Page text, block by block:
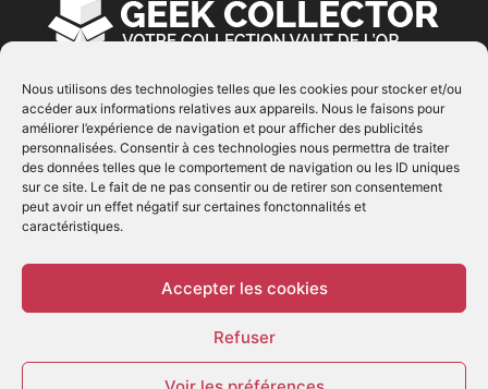
Nous utilisons des technologies telles que les cookies pour stocker et/ou
accéder aux informations relatives aux appareils. Nous le faisons pour
améliorer l’expérience de navigation et pour afficher des publicités
personnalisées. Consentir à ces technologies nous permettra de traiter
des données telles que le comportement de navigation ou les ID uniques
sur ce site. Le fait de ne pas consentir ou de retirer son consentement
peut avoir un effet négatif sur certaines fonctonnalités et
caractéristiques.
Accepter les cookies
Refuser
À PROPOS
© Copyright 2022 | Produit parEIMAI| Tous Droits
Réservés